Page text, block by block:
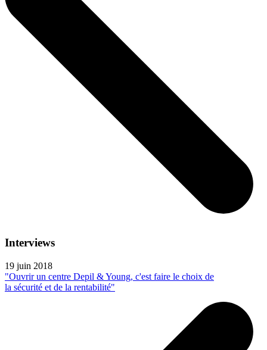
Interviews
19 juin 2018
"Ouvrir un centre Depil & Young, c'est faire le choix de
la sécurité et de la rentabilité"